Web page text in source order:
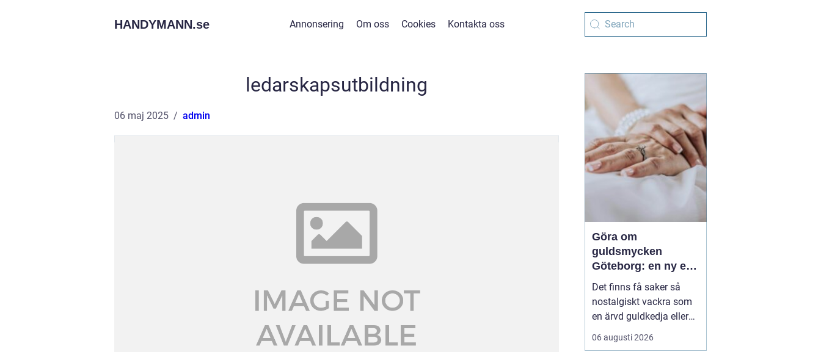
HANDYMANN.se Annonsering Om oss Cookies Kontakta oss
ledarskapsutbildning
06 maj 2025 admin
Göra om
guldsmycken
Göteborg: en ny era
för gamla skatter
Det finns få saker så
nostalgiskt vackra som
en ärvd guldkedja eller
mormors älskade ring.
Men vad händer när
06 augusti 2026